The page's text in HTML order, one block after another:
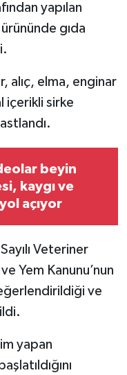
yapılan
gıda
alıç, elma, enginar
içerikli sirke
beyin
kaygı ve
açıyor
Veteriner
Yem Kanunu’nun
ve
yapan